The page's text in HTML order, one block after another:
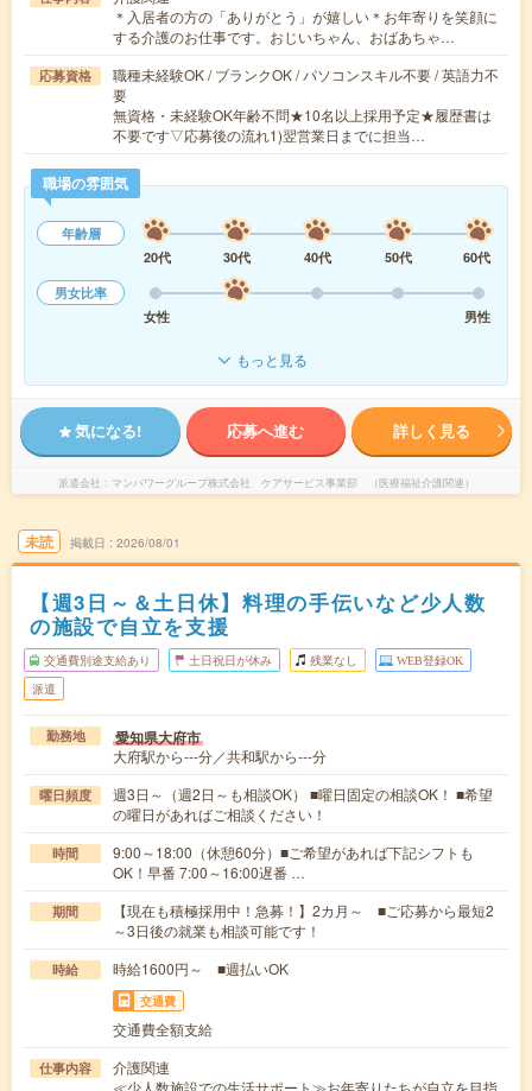
＊入居者の方の「ありがとう」が嬉しい＊お年寄りを笑顔に
する介護のお仕事です。おじいちゃん、おばあちゃ…
応募資格
職種未経験OK / ブランクOK / パソコンスキル不要 / 英語力不
要
無資格・未経験OK年齢不問★10名以上採用予定★履歴書は
不要です▽応募後の流れ1)翌営業日までに担当…
職場の雰囲気
年齢層
20代
30代 40代 50代
60代
男女比率
女性
男性
もっと見る
気になる! 応募へ進む 詳しく見る
派遣会社 マンパワーグループ株式会社 ケアサービス事業部 （医療福祉介護関連）
未読 掲載日 2026/08/01
【週3日～＆土日休】料理の手伝いなど少人数
の施設で自立を支援
交通費別途支給あり 土日祝日が休み 残業なし WEB登録OK
派遣
勤務地 愛知県大府市
大府駅から---分／共和駅から---分
曜日頻度
週3日～（週2日～も相談OK） ■曜日固定の相談OK！ ■希望
の曜日があればご相談ください！
時間
9:00～18:00（休憩60分）■ご希望があれば下記シフトも
OK！早番 7:00～16:00遅番 …
期間
【現在も積極採用中！急募！】2カ月～ ■ご応募から最短2
～3日後の就業も相談可能です！
時給 時給1600円～ ■週払いOK
交通費
交通費全額支給
仕事内容
介護関連
≪少人数施設での生活サポート≫お年寄りたちが自立を目指